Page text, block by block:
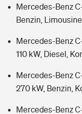
Mercedes-Benz
Benzin,
Mercedes-Benz
110 kW, Diesel,
Mercedes-Benz
270 kW, Benzin,
Mercedes-Benz